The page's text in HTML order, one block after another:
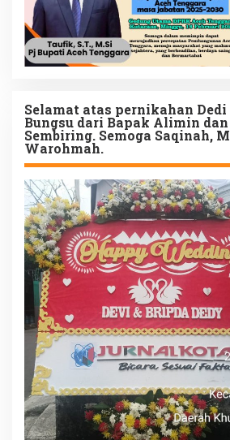
Selamat atas pernikahan
Bungsu dari Bapak Alimin
Sembiring. Semoga Saqinah,
Warohmah.